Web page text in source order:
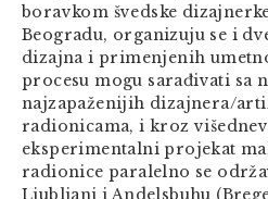
boravkom švedske
Beogradu, organizuju se i
dizajna i primenjenih
procesu mogu sarađivati sa
najzapaženijih dizajnera/
radionicama, i kroz
eksperimentalni projekat
radionice paralelno se
Ljubljani i Andelsbuhu